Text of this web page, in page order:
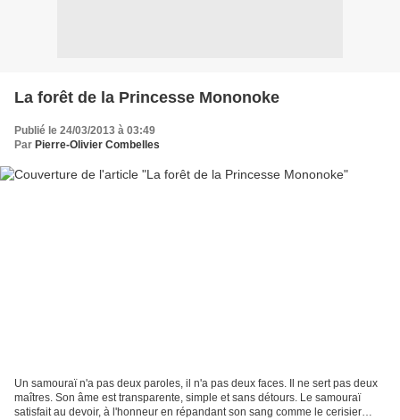
La forêt de la Princesse Mononoke
Publié le 24/03/2013 à 03:49
Par Pierre-Olivier Combelles
Un samouraï n'a pas deux paroles, il n'a pas deux faces. Il ne sert pas deux
maîtres. Son âme est transparente, simple et sans détours. Le samouraï
satisfait au devoir, à l'honneur en répandant son sang comme le cerisier